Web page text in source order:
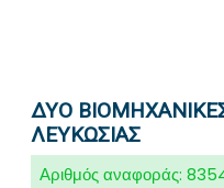
ΔΎΟ
ΛΕΥΚΩΣΊΑΣ
Αριθμός αναφοράς: